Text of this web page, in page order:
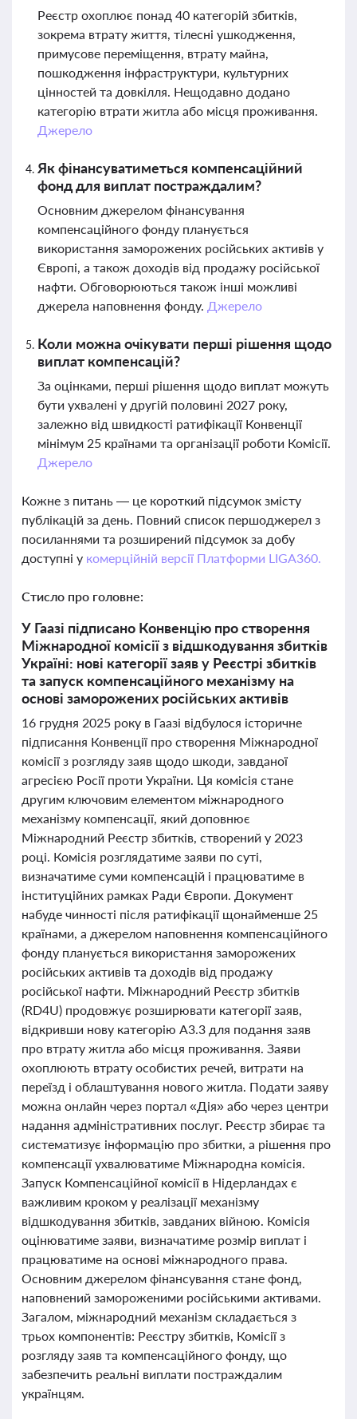
Реєстр охоплює понад 40 категорій збитків,
зокрема втрату життя, тілесні ушкодження,
примусове переміщення, втрату майна,
пошкодження інфраструктури, культурних
цінностей та довкілля. Нещодавно додано
категорію втрати житла або місця проживання.
Джерело
Як фінансуватиметься компенсаційний
фонд для виплат постраждалим?
Основним джерелом фінансування
компенсаційного фонду планується
використання заморожених російських активів у
Європі, а також доходів від продажу російської
нафти. Обговорюються також інші можливі
джерела наповнення фонду. Джерело
Коли можна очікувати перші рішення щодо
виплат компенсацій?
За оцінками, перші рішення щодо виплат можуть
бути ухвалені у другій половині 2027 року,
залежно від швидкості ратифікації Конвенції
мінімум 25 країнами та організації роботи Комісії.
Джерело
Кожне з питань — це короткий підсумок змісту
публікацій за день. Повний список першоджерел з
посиланнями та розширений підсумок за добу
доступні у комерційній версії Платформи LIGA360.
Стисло про головне:
У Гаазі підписано Конвенцію про створення
Міжнародної комісії з відшкодування збитків
Україні: нові категорії заяв у Реєстрі збитків
та запуск компенсаційного механізму на
основі заморожених російських активів
16 грудня 2025 року в Гаазі відбулося історичне
підписання Конвенції про створення Міжнародної
комісії з розгляду заяв щодо шкоди, завданої
агресією Росії проти України. Ця комісія стане
другим ключовим елементом міжнародного
механізму компенсації, який доповнює
Міжнародний Реєстр збитків, створений у 2023
році. Комісія розглядатиме заяви по суті,
визначатиме суми компенсацій і працюватиме в
інституційних рамках Ради Європи. Документ
набуде чинності після ратифікації щонайменше 25
країнами, а джерелом наповнення компенсаційного
фонду планується використання заморожених
російських активів та доходів від продажу
російської нафти. Міжнародний Реєстр збитків
(RD4U) продовжує розширювати категорії заяв,
відкривши нову категорію А3.3 для подання заяв
про втрату житла або місця проживання. Заяви
охоплюють втрату особистих речей, витрати на
переїзд і облаштування нового житла. Подати заяву
можна онлайн через портал «Дія» або через центри
надання адміністративних послуг. Реєстр збирає та
систематизує інформацію про збитки, а рішення про
компенсації ухвалюватиме Міжнародна комісія.
Запуск Компенсаційної комісії в Нідерландах є
важливим кроком у реалізації механізму
відшкодування збитків, завданих війною. Комісія
оцінюватиме заяви, визначатиме розмір виплат і
працюватиме на основі міжнародного права.
Основним джерелом фінансування стане фонд,
наповнений замороженими російськими активами.
Загалом, міжнародний механізм складається з
трьох компонентів: Реєстру збитків, Комісії з
розгляду заяв та компенсаційного фонду, що
забезпечить реальні виплати постраждалим
українцям.